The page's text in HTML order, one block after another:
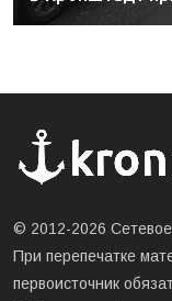
© 2012-2026
При перепечатке
первоисточник